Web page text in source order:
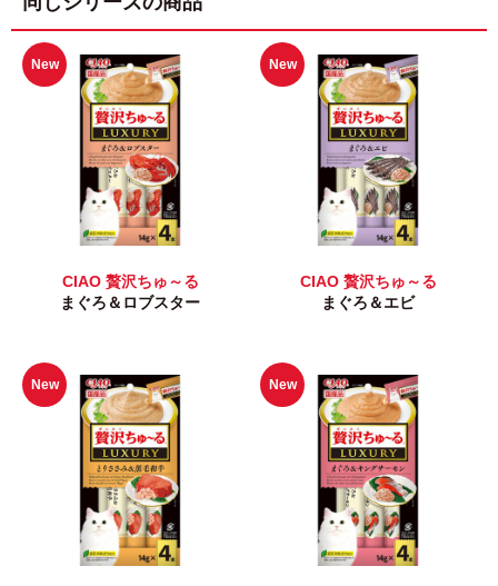
New
CIAO 贅沢ちゅ～る
まぐろ＆ロブスター
New
CIAO 贅沢ちゅ～る
まぐろ＆エビ
New New